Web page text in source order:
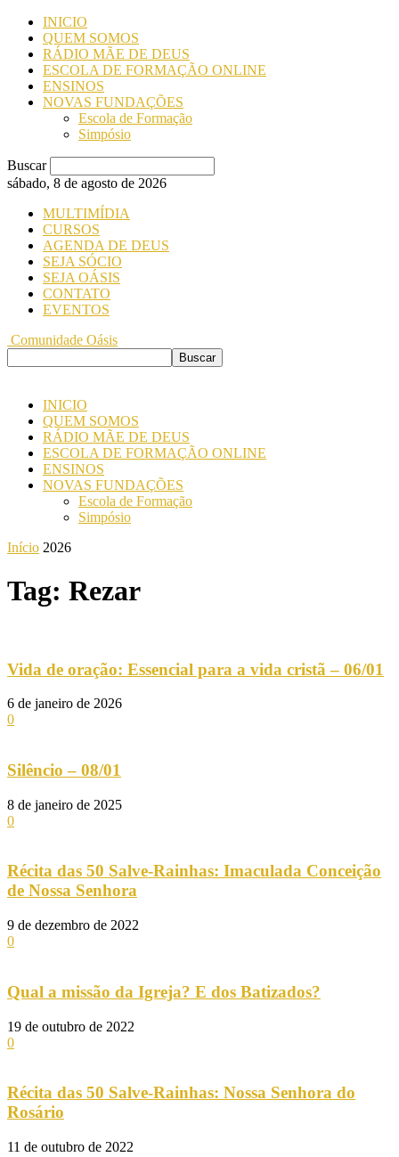
INICIO
QUEM SOMOS
RÁDIO MÃE DE DEUS
ESCOLA DE FORMAÇÃO ONLINE
ENSINOS
NOVAS FUNDAÇÕES
Escola de Formação
Simpósio
Buscar
sábado, 8 de agosto de 2026
MULTIMÍDIA
CURSOS
AGENDA DE DEUS
SEJA SÓCIO
SEJA OÁSIS
CONTATO
EVENTOS
Comunidade Oásis
INICIO
QUEM SOMOS
RÁDIO MÃE DE DEUS
ESCOLA DE FORMAÇÃO ONLINE
ENSINOS
NOVAS FUNDAÇÕES
Escola de Formação
Simpósio
Início 2026
Tag: Rezar
Vida de oração: Essencial para a vida cristã – 06/01
6 de janeiro de 2026
0
Silêncio – 08/01
8 de janeiro de 2025
0
Récita das 50 Salve-Rainhas: Imaculada Conceição
de Nossa Senhora
9 de dezembro de 2022
0
Qual a missão da Igreja? E dos Batizados?
19 de outubro de 2022
0
Récita das 50 Salve-Rainhas: Nossa Senhora do
Rosário
11 de outubro de 2022